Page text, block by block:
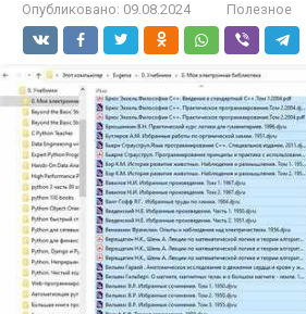
Опубликовано: 09.08.2024 Полезное